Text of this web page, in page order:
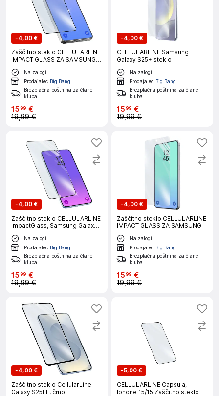
-4,00 €
Zaščitno steklo CELLULARLINE
IMPACT GLASS ZA SAMSUNG
GALAXY S26 ULTRA
Na zalogi
Prodajalec Big Bang
Brezplačna poštnina za člane
kluba
1599 €
19,99 €
-4,00 €
CELLULARLINE Samsung
Galaxy S25+ steklo
Na zalogi
Prodajalec Big Bang
Brezplačna poštnina za člane
kluba
1599 €
19,99 €
-4,00 €
Zaščitno steklo CELLULARLINE
ImpactGlass, Samsung Galaxy
A57
Na zalogi
Prodajalec Big Bang
Brezplačna poštnina za člane
kluba
1599 €
19,99 €
-4,00 €
Zaščitno steklo CELLULARLINE
IMPACT GLASS ZA SAMSUNG
GALAXY S26
Na zalogi
Prodajalec Big Bang
Brezplačna poštnina za člane
kluba
1599 €
19,99 €
-4,00 €
Zaščitno steklo CellularLine -
Galaxy S25FE, črno
-5,00 €
CELLULARLINE Capsula,
Iphone 15/15 Zaščitno steklo